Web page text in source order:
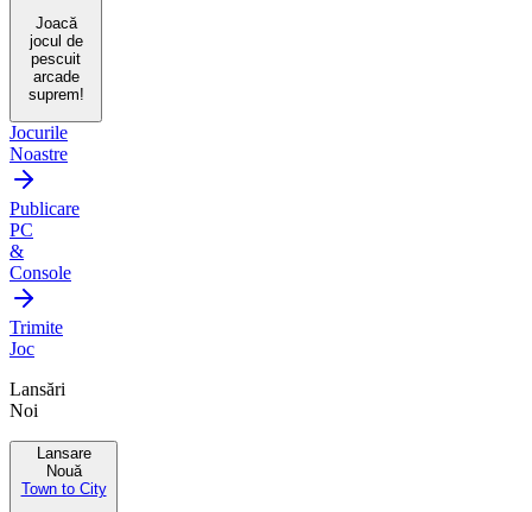
Joacă
jocul de
pescuit
arcade
suprem!
Jocurile
Noastre
Publicare
PC
&
Console
Trimite
Joc
Lansări
Noi
Lansare
Nouă
Town to City